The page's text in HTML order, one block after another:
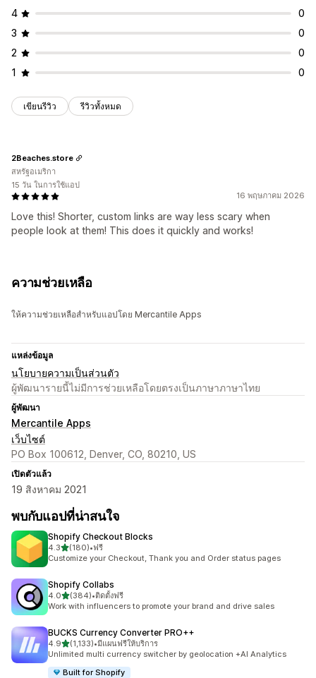
4
0
3
0
2
0
1
0
เขียนรีวิว รีวิวทั้งหมด
16 พฤษภาคม 2026
Love this! Shorter, custom links are way less scary when
people look at them! This does it quickly and works!
2Beaches.store
สหรัฐอเมริกา
15 วัน ในการใช้แอป
ความช่วยเหลือ
ให้ความช่วยเหลือสำหรับแอปโดย Mercantile Apps
แหล่งข้อมูล
นโยบายความเป็นส่วนตัว
ผู้พัฒนารายนี้ไม่มีการช่วยเหลือโดยตรงเป็นภาษาภาษาไทย
ผู้พัฒนา
Mercantile Apps
เว็บไซต์
PO Box 100612, Denver, CO, 80210, US
เปิดตัวแล้ว
19 สิงหาคม 2021
พบกับแอปที่น่าสนใจ
Shopify Checkout Blocks
4.3เต็ม 5 ดาว
(180)
ทั้งหมด 180 รีวิว
•ฟรี
Customize your Checkout, Thank you and Order status pages
Shopify Collabs
4.0เต็ม 5 ดาว
(384)
ทั้งหมด 384 รีวิว
•ติดตั้งฟรี
Work with influencers to promote your brand and drive sales
BUCKS Currency Converter PRO++
4.9เต็ม 5 ดาว
(1,133)
ทั้งหมด 1133 รีวิว
•มีแผนฟรีให้บริการ
Unlimited multi currency switcher by geolocation +AI Analytics
Built for Shopify